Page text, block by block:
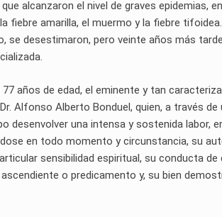
alcanzaron el nivel de graves epidemias,
amarilla, el muermo y la fiebre
se desestimaron, pero veinte años más
años de edad, el eminente y tan
Alfonso Alberto Bonduel, quien, a través de
desenvolver una intensa y sostenida labor,
en todo momento y circunstancia, su
sensibilidad espiritual, su conducta
o predicamento y, su bien